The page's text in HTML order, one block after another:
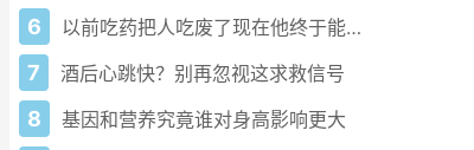
6 以前吃药把人吃废了现在他终于能好起来了
7 酒后心跳快？别再忽视这求救信号
8 基因和营养究竟谁对身高影响更大